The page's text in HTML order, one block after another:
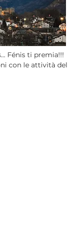
Fénis ti premia!!!
con le attività del